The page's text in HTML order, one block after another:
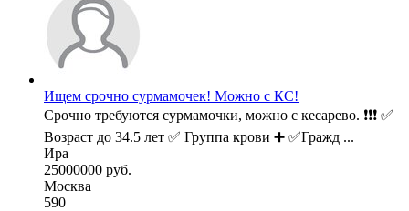
Ищем срочно сурмамочек! Можно с КС!
Срочно требуются сурмамочки, можно с кесарево. ❗❗❗ ✅
Возраст до 34.5 лет ✅ Группа крови ➕ ✅Гражд ...
Ира
25000000 руб.
Москва
590